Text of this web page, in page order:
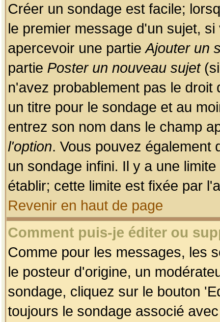
Créer un sondage est facile;
le premier message d'un sujet,
apercevoir une partieAjouter un
partie Poster un nouveau sujet(si
n'avez probablement pas le
un titre pour le sondage et au
entrez son nom dans le champ
l'option. Vous pouvez également
un sondage infini. Il y a une
établir; cette limite est fixée par
Revenir en haut de page
Comment puis-je éditer ou
Comme pour les messages, les
le posteur d'origine, un
sondage, cliquez sur le bouton
toujours le sondage associé